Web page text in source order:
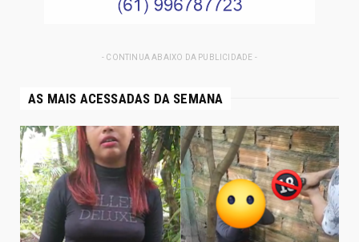
- CONTINUA ABAIXO DA PUBLICIDADE -
AS MAIS ACESSADAS DA SEMANA